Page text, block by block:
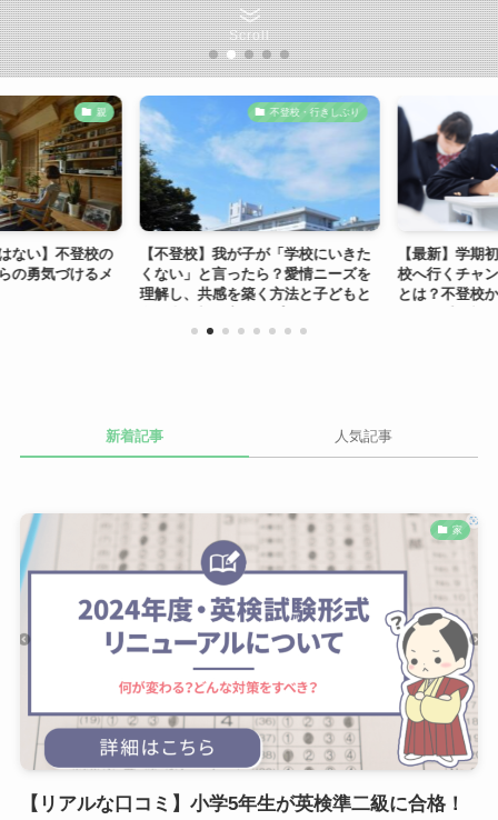
Scroll
親
い】不登校の
勇気づけるメ
不登校・行きしぶり
【不登校】我が子が「学校にいきた
くない」と言ったら？愛情ニーズを
理解し、共感を築く方法と子どもと
【最新】学期初
校へ行くチャン
とは？不登校か
新着記事 人気記事
家
【リアルな口コミ】小学5年生が英検準二級に合格！